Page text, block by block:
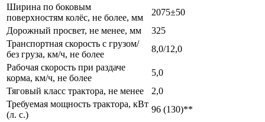
Ширина по боковым
поверхностям колёс, не более, мм
2075±50
Дорожный просвет, не менее, мм
325
Транспортная скорость с грузом/
без груза, км/ч, не более
8,0/12,0
Рабочая скорость при раздаче
корма, км/ч, не более
5,0
Тяговый класс трактора, не менее
2,0
Требуемая мощность трактора, кВт
(л. с.)
96 (130)**